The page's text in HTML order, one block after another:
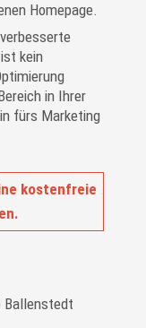
Homepage.
kein
in Ihrer
fürs Marketing
kostenfreie